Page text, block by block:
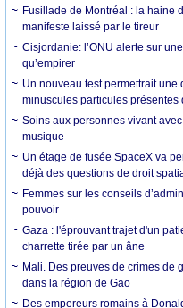
Fusillade de Montréal : la haine
manifeste laissé par le tireur
Cisjordanie: l’ONU alerte sur
qu’empirer
Un nouveau test permettrait
minuscules particules
Soins aux personnes vivant
musique
Un étage de fusée SpaceX va
déjà des questions de droit
Femmes sur les conseils
pouvoir
Gaza : l'éprouvant trajet d'un
charrette tirée par un âne
Mali. Des preuves de crimes de
dans la région de Gao
Des empereurs romains à